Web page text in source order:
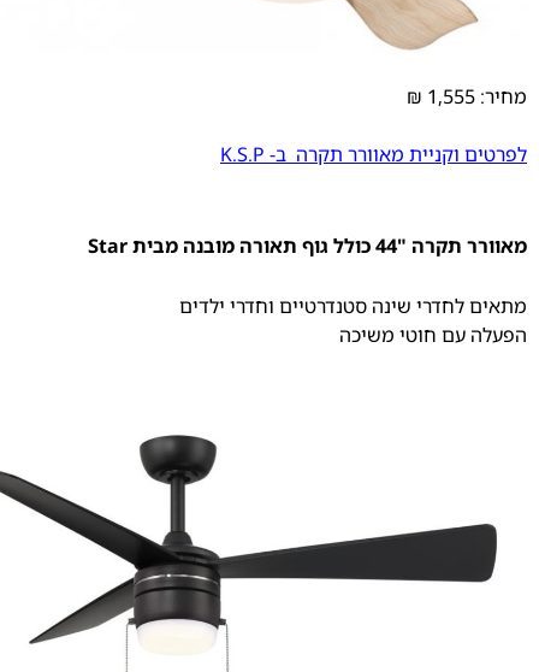
מחיר: 1,555 ₪
לפרטים וקניית מאוורר תקרה ב- K.S.P
מאוורר תקרה "44 כולל גוף תאורה מובנה מבית Star
מתאים לחדרי שינה סטנדרטיים וחדרי ילדים
הפעלה עם חוטי משיכה